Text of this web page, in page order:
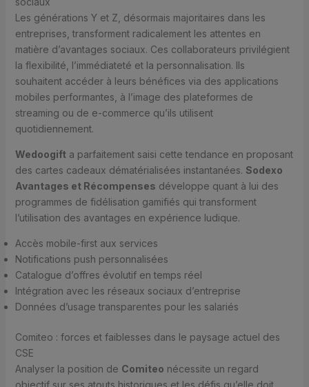
Les générations Y et Z, désormais majoritaires dans les
entreprises, transforment radicalement les attentes en
matière d’avantages sociaux. Ces collaborateurs privilégient
la flexibilité, l’immédiateté et la personnalisation. Ils
souhaitent accéder à leurs bénéfices via des applications
mobiles performantes, à l’image des plateformes de
streaming ou de e-commerce qu’ils utilisent
quotidiennement.
Wedoogifta parfaitement saisi cette tendance en proposant
des cartes cadeaux dématérialisées instantanées. Sodexo
Avantages et Récompenses développe quant à lui des
programmes de fidélisation gamifiés qui transforment
l’utilisation des avantages en expérience ludique.
Accès mobile-first aux services
Notifications push personnalisées
Catalogue d’offres évolutif en temps réel
Intégration avec les réseaux sociaux d’entreprise
Données d’usage transparentes pour les salariés
Comiteo : forces et faiblesses dans le paysage actuel des
CSE
Analyser la position de Comiteo nécessite un regard